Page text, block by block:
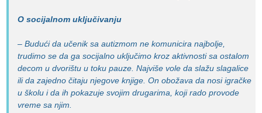
O socijalnom uključivanju
– Budući da učenik sa autizmom ne komunicira najbolje,
trudimo se da ga socijalno uključimo kroz aktivnosti sa ostalom
decom u dvorištu u toku pauze. Najviše vole da slažu slagalice
ili da zajedno čitaju njegove knjige. On obožava da nosi igračke
u školu i da ih pokazuje svojim drugarima, koji rado provode
vreme sa njim.